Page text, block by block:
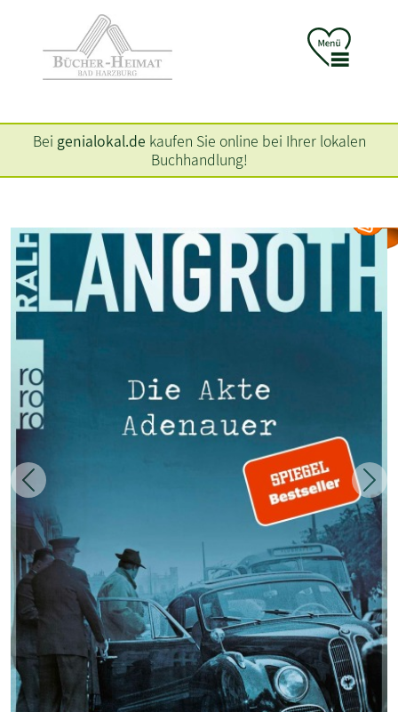
Bei genialokal.de kaufen Sie online bei Ihrer lokalen
Buchhandlung!
Zurück